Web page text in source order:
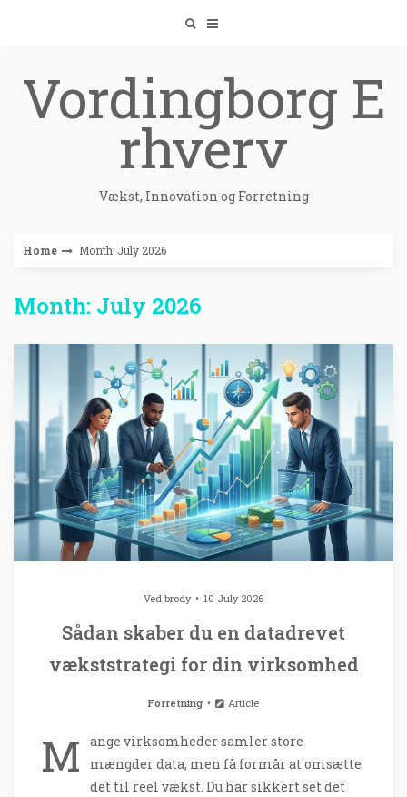
Vordingborg E
rhverv
Vækst, Innovation og Forretning
Home Month: July 2026
Month: July 2026
Ved brody 10 July 2026
Sådan skaber du en datadrevet
vækststrategi for din virksomhed
Forretning Article
M
ange virksomheder samler store
mængder data, men få formår at omsætte
det til reel vækst. Du har sikkert set det